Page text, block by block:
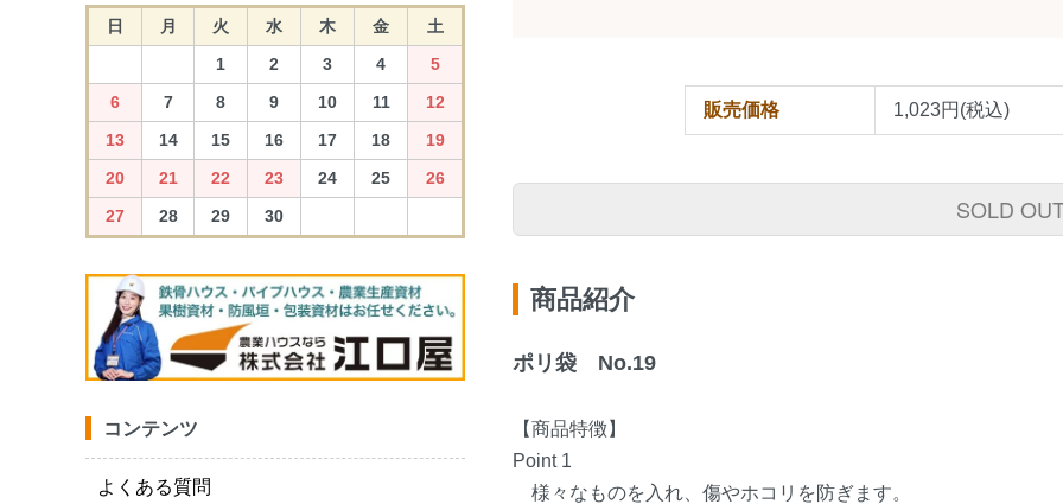
販売価格 1,023円(税込)
SOLD
商品紹介
ポリ袋 No.19
【商品特徴】
Point 1
様々なものを入れ、傷やホコリを防ぎます。
日 月 火 水 木 金
土
1
2 3 4
5
6
7 8 9 10 11
12
13
14 15 16 17 18
19
20
21 22 23 24 25
26
27
28 29 30
コンテンツ
よくある質問